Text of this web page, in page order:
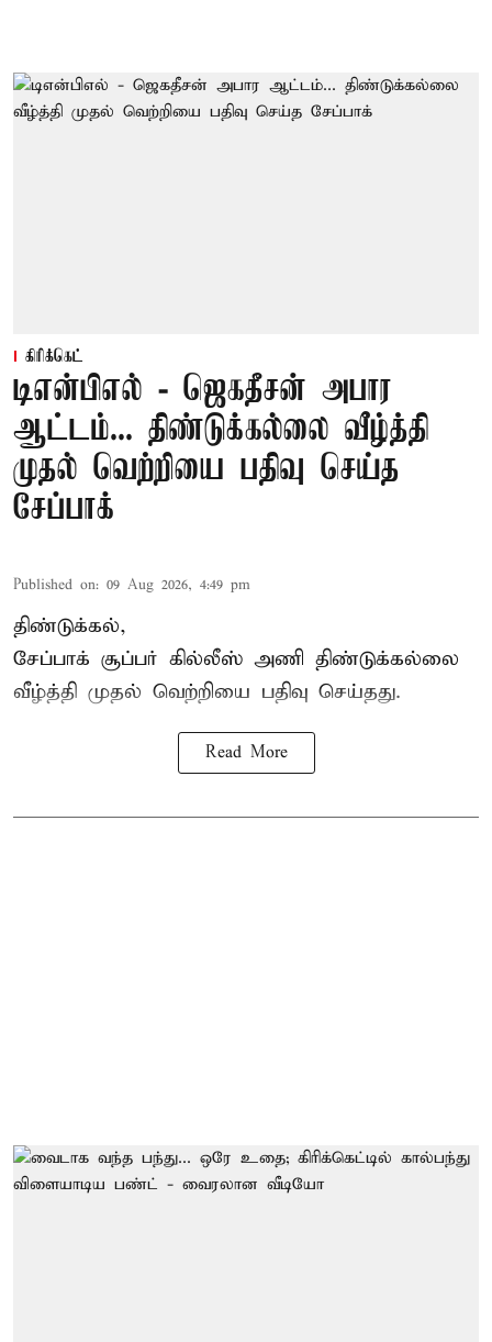
கிரிக்கெட்
டிஎன்பிஎல் - ஜெகதீசன் அபார
ஆட்டம்... திண்டுக்கல்லை வீழ்த்தி
முதல் வெற்றியை பதிவு செய்த
சேப்பாக்
Published on: 09 Aug 2026, 4:49 pm
திண்டுக்கல்,
சேப்பாக் சூப்பர் கில்லீஸ் அணி திண்டுக்கல்லை
வீழ்த்தி முதல் வெற்றியை பதிவு செய்தது.
Read More